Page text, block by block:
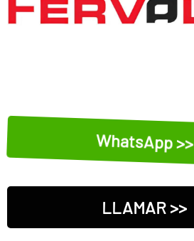
WhatsApp >>
LLAMAR >>